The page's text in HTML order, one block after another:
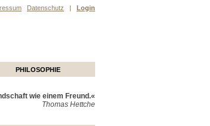
Datenschutz | Login
PHILOSOPHIE
wie einem Freund.«
Thomas Hettche